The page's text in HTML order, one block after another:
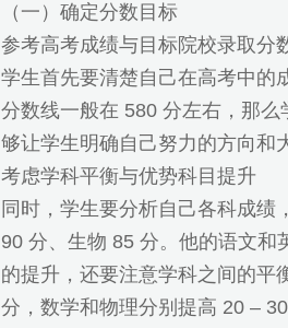
（一）确定分数目标
参考高考成绩与目标院校录取分
学生首先要清楚自己在高考中的
分数线一般在 580 分左右，那
够让学生明确自己努力的方向和
考虑学科平衡与优势科目提升
同时，学生要分析自己各科成
90 分、生物 85 分。他的语文和
的提升，还要注意学科之间的平
分，数学和物理分别提高 20 –